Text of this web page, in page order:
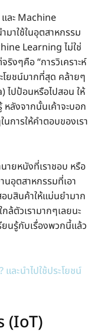
ละ Machine
าใช้ในอุตสาหกรรม
Learning ไม่ใช่
งๆคือ “การวิเคราะห์
โยชน์มากที่สุด คล้ายๆ
ไปป้อนหรือไปสอน ให้
หลังจากนั้นเค้าจะบอก
ารให้คำตอบของเรา
ายหนังที่เราชอบ หรือ
อุตสาหกรรมที่เอา
บสินค้าให้แม่นยำมาก
ล้ตัวเรามากๆเลยนะ
ยนรู้กับเรื่องพวกนี้แล้ว
ละนำไปใช้ประโยชน์
(IoT)